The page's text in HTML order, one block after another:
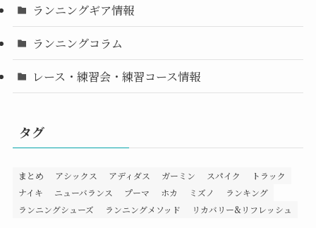
ランニングギア情報
ランニングコラム
レース・練習会・練習コース情報
タグ
まとめ アシックス アディダス ガーミン スパイク
トラック
ナイキ
ニューバランス プーマ ホカ ミズノ
ランキング
ランニングシューズ
ランニングメソッド リカバリー&リフレッシュ